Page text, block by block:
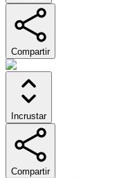
Compartir
Incrustar
Compartir